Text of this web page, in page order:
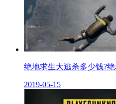
绝地求生大逃杀多少钱?
2019-05-15